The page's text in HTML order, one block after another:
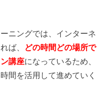
ニングでは、インターネ
ば、 どの時間どの場所で
講座になっているため、
間を活用して進めていく